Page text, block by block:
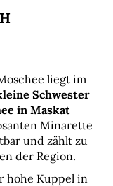
liegt im
Schwester
in Maskat
Minarette
und zählt zu
der Region.
hohe Kuppel in